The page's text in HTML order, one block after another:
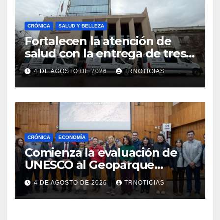
CRÓNICA SALUD Y BELLEZA
Fortalecen la atención de
salud con la entrega de tres
nuevas ambulancias para
Cauquenes y Sagrada Familia
4 DE AGOSTO DE 2026 TRNOTICIAS
CRÓNICA ECONOMÍA
Comienza la evaluación de
UNESCO al Geoparque
Aspirante Pillanmapu en el
Maule
4 DE AGOSTO DE 2026 TRNOTICIAS